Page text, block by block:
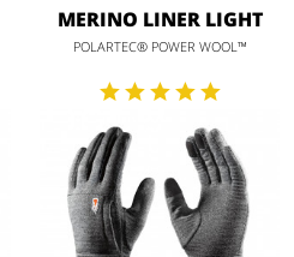
MERINO LINER LIGHT
POLARTEC® POWER WOOL™